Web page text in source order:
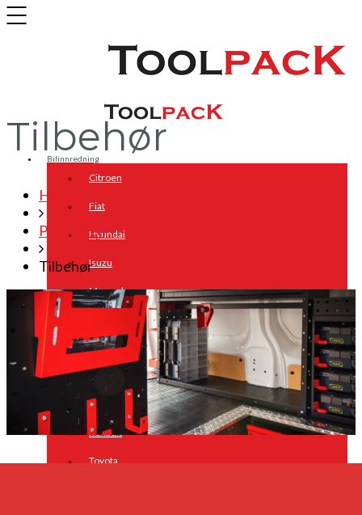
Bilinnredning
Citroen
Fiat
Hyundai
Isuzu
Mercedes
Nissan
Opel
Peugeot
Renault
Toyota
Tilbehør
Home
Produkter
Tilbehør